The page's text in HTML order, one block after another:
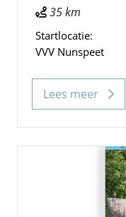
35 km
Startlocatie:
VVV Nunspeet
Lees meer